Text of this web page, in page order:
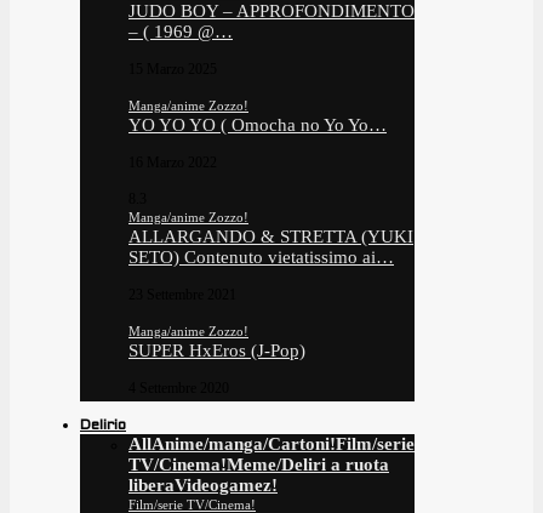
JUDO BOY – APPROFONDIMENTO
– ( 1969 @…
Manga/anime Zozzo!
YO YO YO ( Omocha no Yo Yo…
Manga/anime Zozzo!
ALLARGANDO & STRETTA (YUKI
SETO) Contenuto vietatissimo ai…
Manga/anime Zozzo!
SUPER HxEros (J-Pop)
Delirio
AllAnime/manga/Cartoni!Film/serie
TV/Cinema!Meme/Deliri a ruota
liberaVideogamez!
Film/serie TV/Cinema!